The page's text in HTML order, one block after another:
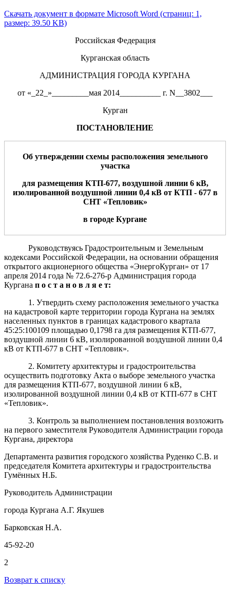
Скачать документ в формате Microsoft Word (страниц: 1,
размер: 39.50 KB)
Российская Федерация
Курганская область
АДМИНИСТРАЦИЯ ГОРОДА КУРГАНА
от «_22_»_________мая 2014__________ г. N__3802___
Курган
ПОСТАНОВЛЕНИЕ
Об утверждении схемы расположения земельного
участка
для размещения КТП-677, воздушной линии 6 кВ,
изолированной воздушной линии 0,4 кВ от КТП - 677 в
СНТ «Тепловик»
в городе Кургане
Руководствуясь Градостроительным и Земельным
кодексами Российской Федерации, на основании обращения
открытого акционерного общества «ЭнергоКурган» от 17
апреля 2014 года № 72.6-276-р Администрация города
Кургана п о с т а н о в л я е т:
1. Утвердить схему расположения земельного участка
на кадастровой карте территории города Кургана на землях
населенных пунктов в границах кадастрового квартала
45:25:100109 площадью 0,1798 га для размещения КТП-677,
воздушной линии 6 кВ, изолированной воздушной линии 0,4
кВ от КТП-677 в СНТ «Тепловик».
2. Комитету архитектуры и градостроительства
осуществить подготовку Акта о выборе земельного участка
для размещения КТП-677, воздушной линии 6 кВ,
изолированной воздушной линии 0,4 кВ от КТП-677 в СНТ
«Тепловик».
3. Контроль за выполнением постановления возложить
на первого заместителя Руководителя Администрации города
Кургана, директора
Департамента развития городского хозяйства Руденко С.В. и
председателя Комитета архитектуры и градостроительства
Гумённых Н.Б.
Руководитель Администрации
города Кургана А.Г. Якушев
Барковская Н.А.
45-92-20
2
Возврат к списку